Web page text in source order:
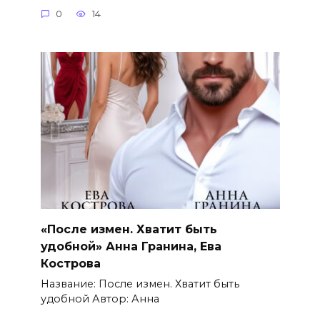
0 14
«После измен. Хватит быть
удобной» Анна Гранина, Ева
Кострова
Название: После измен. Хватит быть
удобной Автор: Анна